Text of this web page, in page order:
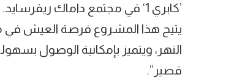
’كابري 1‘ في مجتمع داماك
يتيح هذا المشروع فرصة العيش في
النهر، ويتميز بإمكانية الوصول
قصير”.